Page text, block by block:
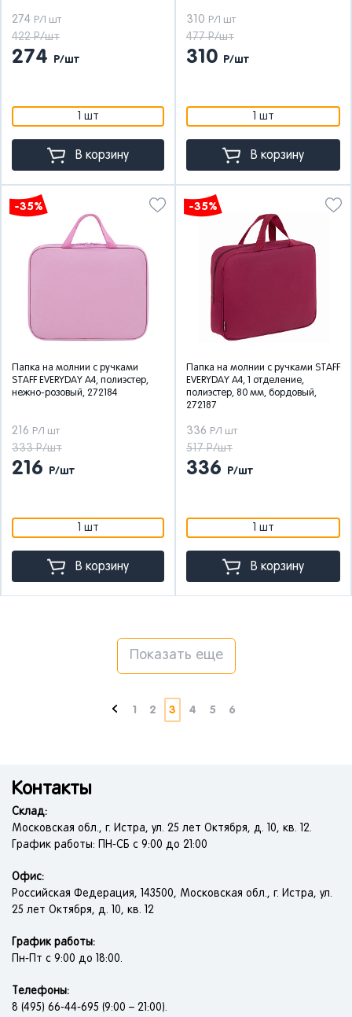
274 Р/1 шт
422 Р/шт
274 Р/шт
1 шт
В корзину
310 Р/1 шт
477 Р/шт
310 Р/шт
1 шт
В корзину
-35%
Папка на молнии с ручками
STAFF EVERYDAY А4, полиэстер,
нежно-розовый, 272184
216 Р/1 шт
333 Р/шт
216 Р/шт
1 шт
В корзину
-35%
Папка на молнии с ручками STAFF
EVERYDAY А4, 1 отделение,
полиэстер, 80 мм, бордовый,
272187
336 Р/1 шт
517 Р/шт
336 Р/шт
1 шт
В корзину
Показать еще
1 2 3 4 5 6
Контакты
Склад:
Московская обл., г. Истра, ул. 25 лет Октября, д. 10, кв. 12.
График работы: ПН-СБ с 9:00 до 21:00
Офис:
Российская Федерация, 143500, Московская обл., г. Истра, ул.
25 лет Октября, д. 10, кв. 12
График работы:
Пн-Пт с 9:00 до 18:00.
Телефоны:
8 (495) 66-44-695 (9:00 – 21:00).